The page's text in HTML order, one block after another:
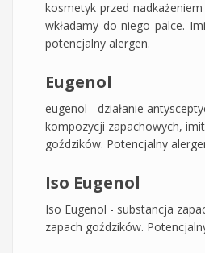
kosmetyk przed
wkładamy do niego palce.
potencjalny alergen.
Eugenol
eugenol - działanie
kompozycji zapachowych,
goździków. Potencjalny
Iso Eugenol
Iso Eugenol - substancja
zapach goździków.